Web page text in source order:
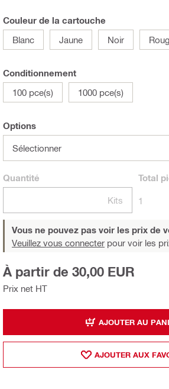
Couleur de la cartouche
Blanc
Jaune Noir
Conditionnement
100 pce(s)
1000 pce(s)
Options
Sélectionner
Quantité
Kits
Total
1
Vous ne pouvez pas voir les prix de
Veuillez vous connecter pour voir les
Prix net HT
À partir de 30,00 EUR
AJOUTER AU
AJOUTER AUX